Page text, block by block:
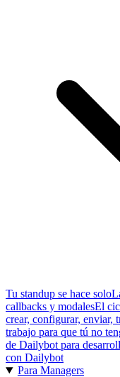
Tu standup se hace solo
callbacks y modalesEl
crear, configurar, enviar,
trabajo para que tú no
de Dailybot para
con Dailybot
Para Managers